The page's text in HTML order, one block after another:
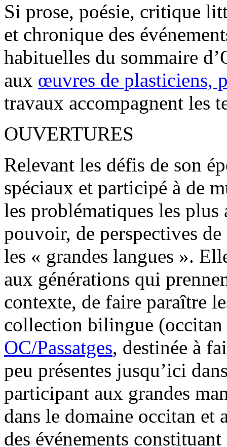
Si prose, poésie, critique
et chronique des
habituelles du sommaire
aux œuvres de plasticiens,
travaux accompagnent les
OUVERTURES
Relevant les défis de son
spéciaux et participé à de
les problématiques les plus
pouvoir, de perspectives
les « grandes langues ».
aux générations qui
contexte, de faire paraître
collection bilingue (occitan
OC/Passatges, destinée à
peu présentes jusqu’ici
participant aux grandes
dans le domaine occitan et
des événements